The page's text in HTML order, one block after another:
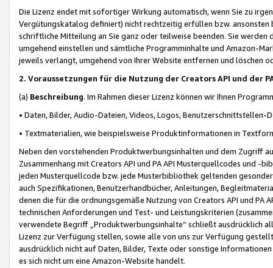
Die Lizenz endet mit sofortiger Wirkung automatisch, wenn Sie zu
Vergütungskatalog definiert) nicht rechtzeitig erfüllen bzw. ansonsten
schriftliche Mitteilung an Sie ganz oder teilweise beenden. Sie werden
umgehend einstellen und sämtliche Programminhalte und Amazon-
jeweils verlangt, umgehend von Ihrer Website entfernen und löschen
2. Voraussetzungen für die Nutzung der Creators API und der
(a) Beschreibung. Im Rahmen dieser Lizenz können wir Ihnen
• Daten, Bilder, Audio-Dateien, Videos, Logos, Benutzerschnittstellen-
• Textmaterialien, wie beispielsweise Produktinformationen in
Neben den vorstehenden Produktwerbungsinhalten und dem Zugriff
Zusammenhang mit Creators API und PA API Musterquellcodes und
jeden Musterquellcode bzw. jede Musterbibliothek geltenden
auch Spezifikationen, Benutzerhandbücher, Anleitungen,
denen die für die ordnungsgemäße Nutzung von Creators API und PA
technischen Anforderungen und Test- und Leistungskriterien
verwendete Begriff „Produktwerbungsinhalte“ schließt ausdrücklich
Lizenz zur Verfügung stellen, sowie alle von uns zur Verfügung
ausdrücklich nicht auf Daten, Bilder, Texte oder sonstige
es sich nicht um eine Amazon-Website handelt.